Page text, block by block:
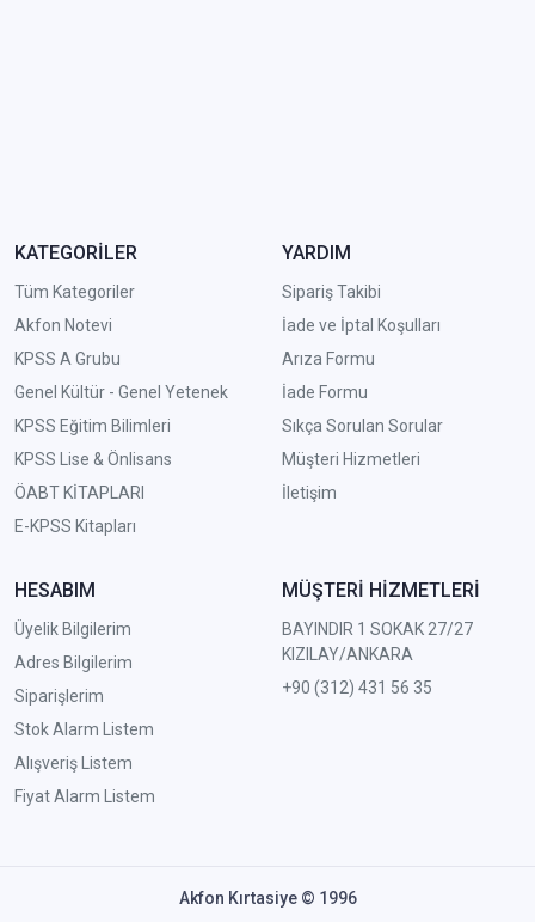
KATEGORİLER
Tüm Kategoriler
Akfon Notevi
KPSS A Grubu
Genel Kültür - Genel Yetenek
KPSS Eğitim Bilimleri
KPSS Lise & Önlisans
ÖABT KİTAPLARI
E-KPSS Kitapları
YARDIM
Sipariş Takibi
İade ve İptal Koşulları
Arıza Formu
İade Formu
Sıkça Sorulan Sorular
Müşteri Hizmetleri
İletişim
HESABIM
Üyelik Bilgilerim
Adres Bilgilerim
Siparişlerim
Stok Alarm Listem
Alışveriş Listem
Fiyat Alarm Listem
MÜŞTERİ HİZMETLERİ
BAYINDIR 1 SOKAK 27/27
KIZILAY/ANKARA
+90 (312) 431 56 35
Akfon Kırtasiye © 1996